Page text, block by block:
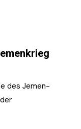
des Jemen-